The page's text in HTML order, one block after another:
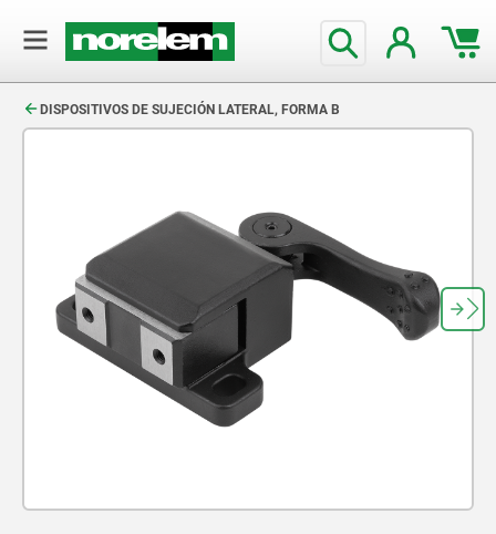
DISPOSITIVOS DE SUJECIÓN LATERAL, FORMA B